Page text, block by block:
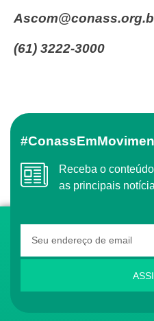
(61) 3222-3000
Receba o conteúdo semanal do Conass com
as principais